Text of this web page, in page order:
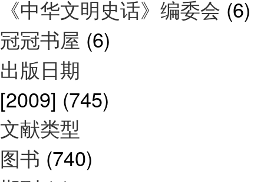
《中华文明史话》编委会 (6)
冠冠书屋 (6)
出版日期
[2009] (745)
文献类型
图书 (740)